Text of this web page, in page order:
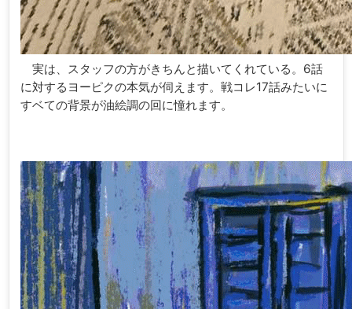
実は、スタッフの方がきちんと描いてくれている。6話
に対するヨーピクの本気が伺えます。戦コレ17話みたいに
すベての背景が油絵調の回に憧れます。